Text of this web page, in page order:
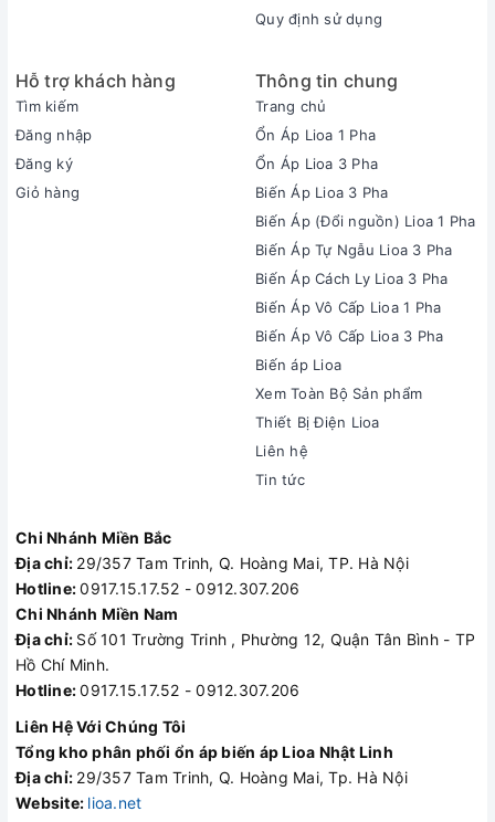
Quy định sử dụng
Hỗ trợ khách hàng
Tìm kiếm
Đăng nhập
Đăng ký
Giỏ hàng
Thông tin chung
Trang chủ
Ổn Áp Lioa 1 Pha
Ổn Áp Lioa 3 Pha
Biến Áp Lioa 3 Pha
Biến Áp (Đổi nguồn) Lioa 1 Pha
Biến Áp Tự Ngẫu Lioa 3 Pha
Biến Áp Cách Ly Lioa 3 Pha
Biến Áp Vô Cấp Lioa 1 Pha
Biến Áp Vô Cấp Lioa 3 Pha
Biến áp Lioa
Xem Toàn Bộ Sản phẩm
Thiết Bị Điện Lioa
Liên hệ
Tin tức
Chi Nhánh Miền Bắc
Địa chỉ: 29/357 Tam Trinh, Q. Hoàng Mai, TP. Hà Nội
Hotline:0917.15.17.52 - 0912.307.206
Chi Nhánh Miền Nam
Địa chỉ: Số 101 Trường Trinh , Phường 12, Quận Tân Bình - TP
Hồ Chí Minh.
Hotline:0917.15.17.52 - 0912.307.206
Liên Hệ Với Chúng Tôi
Tổng kho phân phối ổn áp biến áp Lioa Nhật Linh
Địa chỉ: 29/357 Tam Trinh, Q. Hoàng Mai, Tp. Hà Nội
Website: lioa.net